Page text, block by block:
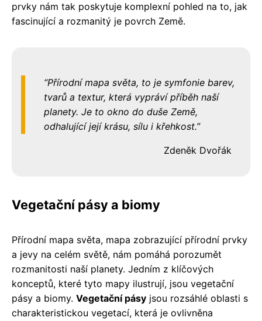
prvky nám tak poskytuje komplexní pohled na to, jak
fascinující a rozmanitý je povrch Země.
Přírodní mapa světa, to je symfonie barev,
tvarů a textur, která vypráví příběh naší
planety. Je to okno do duše Země,
odhalující její krásu, sílu i křehkost.
Zdeněk Dvořák
Vegetační pásy a biomy
Přírodní mapa světa, mapa zobrazující přírodní prvky
a jevy na celém světě, nám pomáhá porozumět
rozmanitosti naší planety. Jedním z klíčových
konceptů, které tyto mapy ilustrují, jsou vegetační
pásy a biomy. Vegetační pásy jsou rozsáhlé oblasti s
charakteristickou vegetací, která je ovlivněna